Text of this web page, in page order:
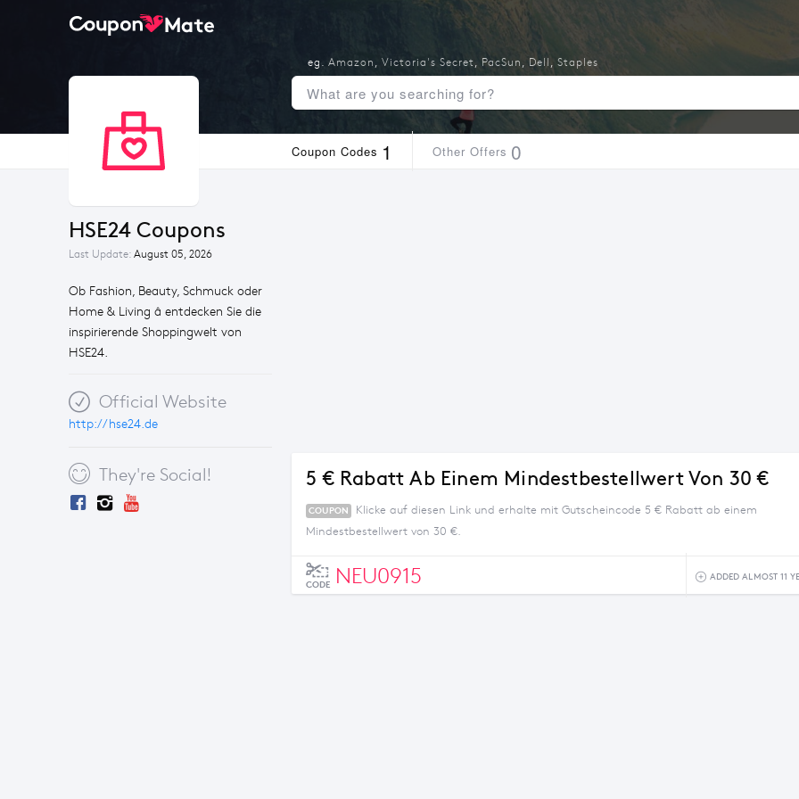
Coupon Codes 1 Other Offers 0
HSE24 Coupons
Last Update: August 05, 2026
Ob Fashion, Beauty, Schmuck oder
Home & Living â entdecken Sie die
inspirierende Shoppingwelt von
HSE24.
Official Website
http://hse24.de
They're Social!
eg. Amazon , Victoria's Secret, PacSun , Dell , Staples
5 € Rabatt Ab Einem Mindestbestellwert Von 30 €
COUPON
Klicke auf diesen Link und erhalte mit Gutscheincode 5 € Rabatt ab einem
Mindestbestellwert von 30 €.
CODE NEU0915 ADDED ALMOST 11